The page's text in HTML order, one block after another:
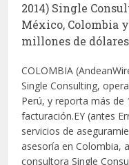
2014) Single
México, Colombia
millones de
COLOMBIA
Single Consulting,
Perú, y reporta más de
facturación.EY (antes
servicios de
asesoría en Colombia,
consultora Single